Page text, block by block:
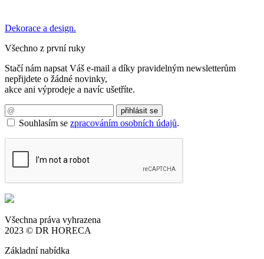
Dekorace a design.
Všechno z první ruky
Stačí nám napsat Váš e-mail a díky pravidelným newsletterům
nepřijdete o žádné novinky,
akce ani výprodeje a navíc ušetříte.
Souhlasím se zpracováním osobních údajů.
Všechna práva vyhrazena
2023 © DR HORECA
Základní nabídka